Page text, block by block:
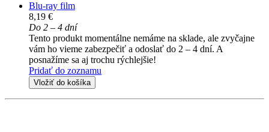
Blu-ray film
8,19 €
Do 2 – 4 dní
Tento produkt momentálne nemáme na sklade, ale zvyčajne
vám ho vieme zabezpečiť a odoslať do 2 – 4 dní. A
posnažíme sa aj trochu rýchlejšie!
Pridať do zoznamu
Vložiť do košíka